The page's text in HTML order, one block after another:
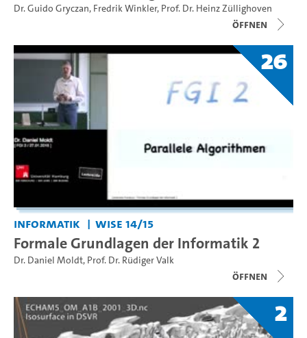
Dr. Guido Gryczan, Fredrik Winkler, Prof. Dr. Heinz Züllighoven
Öffnen
26
Informatik WiSe 14/15
Formale Grundlagen der Informatik 2
Dr. Daniel Moldt, Prof. Dr. Rüdiger Valk
Öffnen
2